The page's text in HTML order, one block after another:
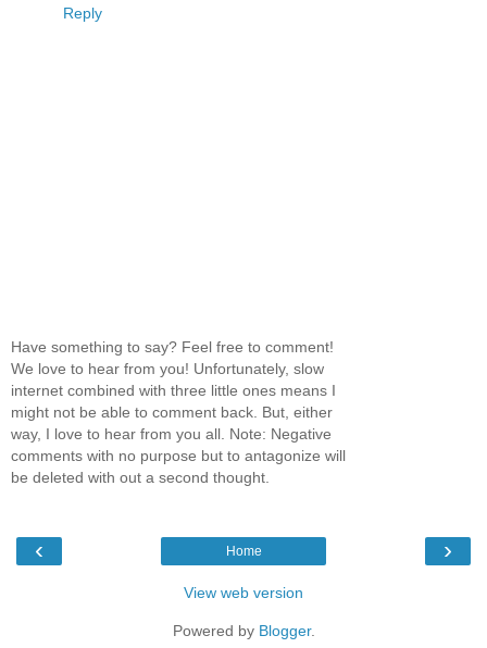
Reply
Have something to say? Feel free to comment!
We love to hear from you! Unfortunately, slow
internet combined with three little ones means I
might not be able to comment back. But, either
way, I love to hear from you all. Note: Negative
comments with no purpose but to antagonize will
be deleted with out a second thought.
‹ ›
Home
View web version
Powered by Blogger.